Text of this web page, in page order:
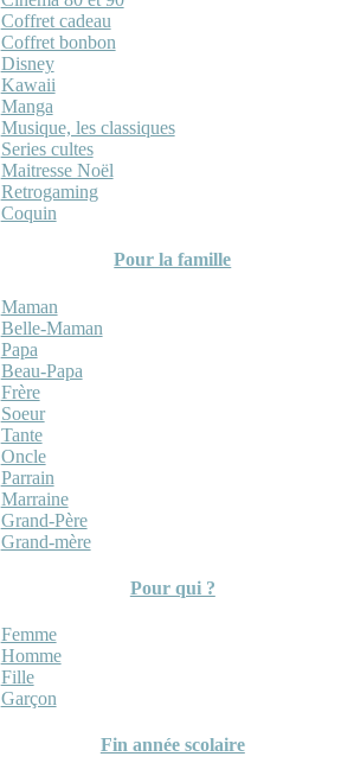
Coffret cadeau
Coffret bonbon
Disney
Kawaii
Manga
Musique, les classiques
Series cultes
Maitresse Noël
Retrogaming
Coquin
Pour la famille
Maman
Belle-Maman
Papa
Beau-Papa
Frère
Soeur
Tante
Oncle
Parrain
Marraine
Grand-Père
Grand-mère
Pour qui ?
Femme
Homme
Fille
Garçon
Fin année scolaire